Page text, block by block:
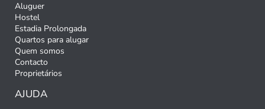
Aluguer
Hostel
Estadia Prolongada
Quartos para alugar
Quem somos
Contacto
Proprietários
AJUDA